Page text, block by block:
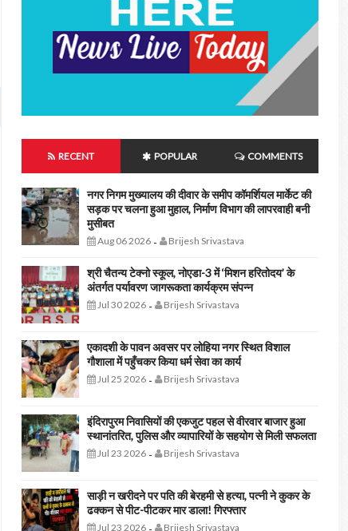
RECENT POPULAR COMMENTS
नगर निगम मुख्यालय की दीवार के समीप कॉमर्शियल मार्केट की
सड़क पर चलना हुआ मुहाल, निर्माण विभाग की लापरवाही बनी
मुसीबत
Aug 06 2026- Brijesh Srivastava
श्री चैतन्य टेक्नो स्कूल, नोएडा-3 में ‘मिशन हरितोदय’ के
अंतर्गत पर्यावरण जागरूकता कार्यक्रम संपन्न
Jul 30 2026- Brijesh Srivastava
एकादशी के पावन अवसर पर लोहिया नगर स्थित विशाल
गौशाला में पहुँचकर किया धर्म सेवा का कार्य
Jul 25 2026- Brijesh Srivastava
इंदिरापुरम निवासियों की एकजुट पहल से वीरवार बाजार हुआ
स्थानांतरित, पुलिस और व्यापारियों के सहयोग से मिली सफलता
Jul 23 2026- Brijesh Srivastava
साड़ी न खरीदने पर पति की बेरहमी से हत्या, पत्नी ने कुकर के
ढक्कन से पीट-पीटकर मार डाला! गिरफ्तार
Jul 23 2026 Brijesh Srivastava